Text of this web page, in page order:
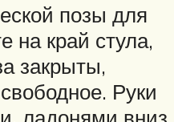
позы для
на край стула,
закрыты,
Руки